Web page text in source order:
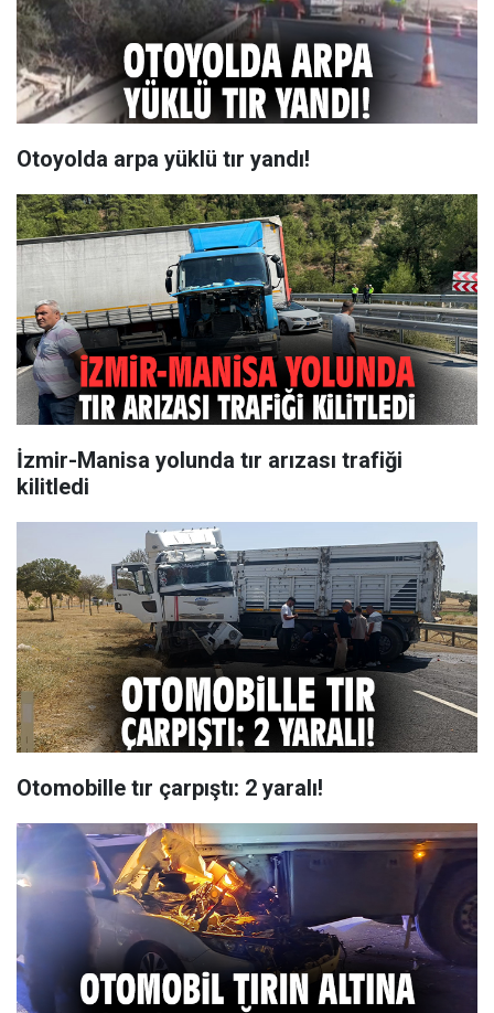
Otoyolda arpa yüklü tır yandı!
İzmir-Manisa yolunda tır arızası trafiği
kilitledi
Otomobille tır çarpıştı: 2 yaralı!